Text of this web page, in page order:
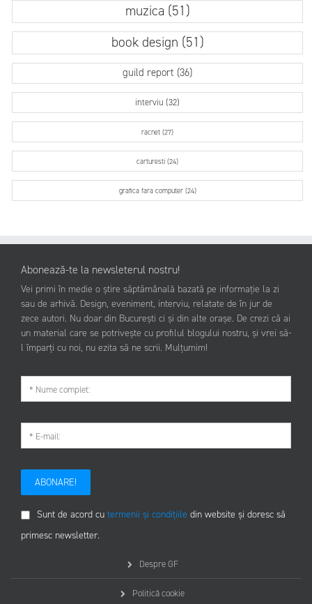
muzica (51)
book design (51)
guild report (36)
interviu (32)
racnet (27)
carturesti (24)
grafica fara computer (24)
Abonează-te la newsleterul nostru!
Vei primi în medie o știre săptămânală bazată pe informație la zi
sau de arhivă. Design, eveniment, interviu, relatate de în jur de
zece autori. Nu doar din București ci și din alte orașe. De crezi că ai
un material care se potrivește cu profilul blogului nostru, și vrei să-
l împarți cu noi, nu ezita să ne scrii. Mulțumim!
ABONARE!
Sunt de acord cu termenii și condițiile din website și doresc să
primesc newsletter.
Despre GF
Politică cookie